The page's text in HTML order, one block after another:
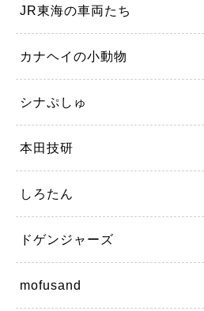
JR東海の車両たち
カナヘイの小動物
シナぷしゅ
本田技研
しろたん
ドゲンジャーズ
mofusand